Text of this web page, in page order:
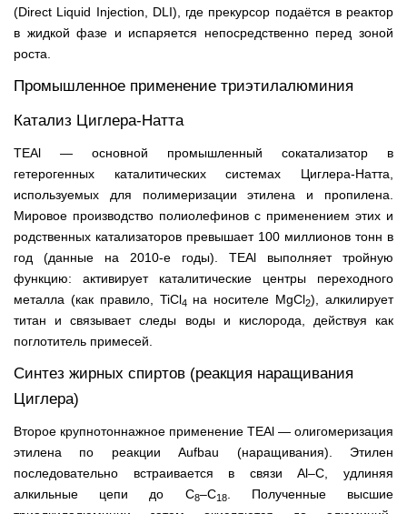
(Direct Liquid Injection, DLI), где прекурсор подаётся в реактор
в жидкой фазе и испаряется непосредственно перед зоной
роста.
Промышленное применение триэтилалюминия
Катализ Циглера-Натта
TEAl — основной промышленный сокатализатор в
гетерогенных каталитических системах Циглера-Натта,
используемых для полимеризации этилена и пропилена.
Мировое производство полиолефинов с применением этих и
родственных катализаторов превышает 100 миллионов тонн в
год (данные на 2010-е годы). TEAl выполняет тройную
функцию: активирует каталитические центры переходного
металла (как правило, TiCl4 на носителе MgCl2), алкилирует
титан и связывает следы воды и кислорода, действуя как
поглотитель примесей.
Синтез жирных спиртов (реакция наращивания
Циглера)
Второе крупнотоннажное применение TEAl — олигомеризация
этилена по реакции Aufbau (наращивания). Этилен
последовательно встраивается в связи Al–C, удлиняя
алкильные цепи до C8–C18. Полученные высшие